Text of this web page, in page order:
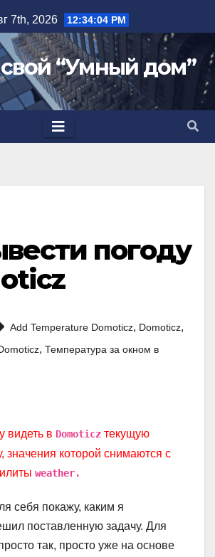
7th, 2026 12:34:05 PM
“Умный дом”
погоду
Add Temperature Domoticz, Domoticz,
, Температура за окном в
видеть в Domoticz текущую
значения которой снимаются с
weather.
себя покажу, каким я
поставленную задачу. Для
так, просто уже на основе